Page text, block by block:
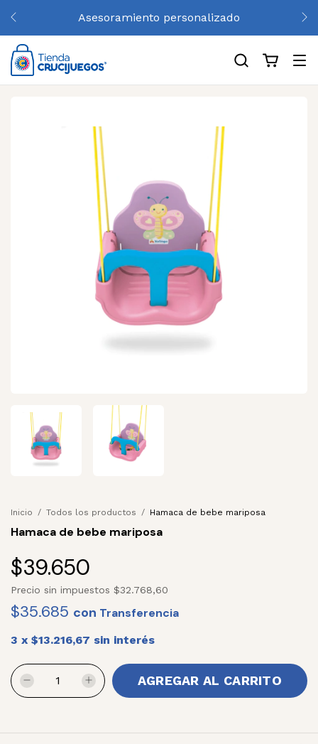
Asesoramiento personalizado
Inicio / Todos los productos / Hamaca de bebe mariposa
Hamaca de bebe mariposa
$39.650
Precio sin impuestos $32.768,60
$35.685 con
3 x $13.216,67 sin interés